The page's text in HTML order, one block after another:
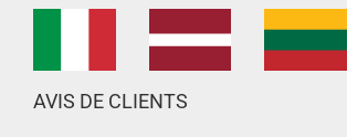
AVIS DE CLIENTS